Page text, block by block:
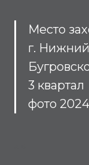
Место
г.
3 квартал
фото 2024